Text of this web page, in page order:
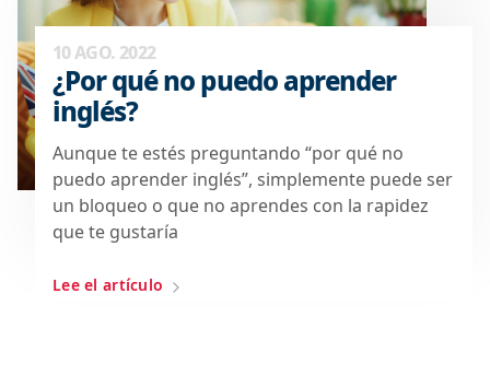
10 AGO. 2022
¿Por qué no puedo aprender
inglés?
Aunque te estés preguntando “por qué no
puedo aprender inglés”, simplemente puede ser
un bloqueo o que no aprendes con la rapidez
que te gustaría
Lee el artículo